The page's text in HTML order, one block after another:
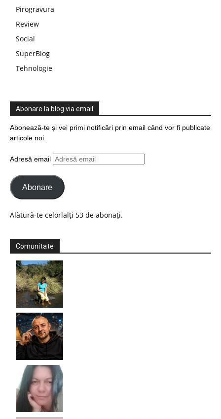
Pirogravura
Review
Social
SuperBlog
Tehnologie
Abonare la blog via email
Abonează-te și vei primi notificări prin email când vor fi publicate
articole noi.
Adresă email
Abonare
Alătură-te celorlalți 53 de abonați.
Comunitate